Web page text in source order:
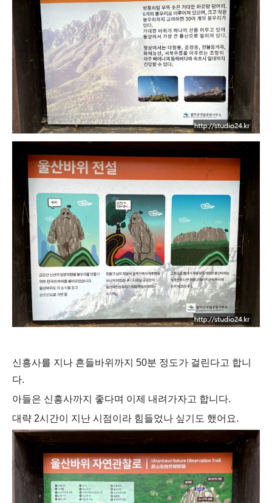
신흥사를 지나 흔들바위까지 50분 정도가 걸린다고 합니
다.
아들은 신흥사까지 좋다며 이제 내려가자고 합니다.
대략 2시간이 지난 시점이라 힘들었나 싶기도 했어요.